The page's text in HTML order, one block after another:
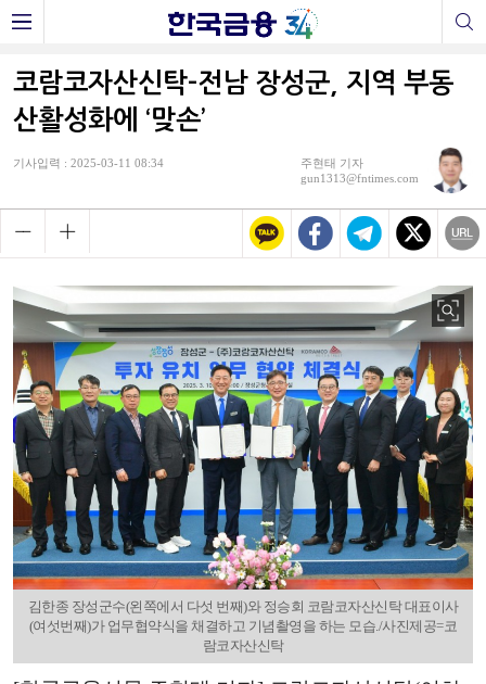
코람코자산신탁-전남 장성군, 지역 부동
산활성화에 ‘맞손’
기사입력 : 2025-03-11 08:34
주현태 기자
gun1313@fntimes.com
김한종 장성군수(왼쪽에서 다섯 번째)와 정승회 코람코자산신탁 대표이사
(여섯번째)가 업무협약식을 채결하고 기념촬영을 하는 모습./사진제공=코
람코자산신탁